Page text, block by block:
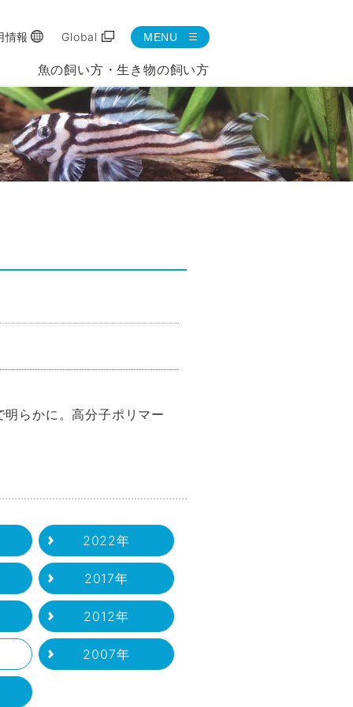
情報 Global MENU
魚の飼い方・生き物の飼い方
らかに。高分子ポリマー
2022年
2017年
2012年
2007年